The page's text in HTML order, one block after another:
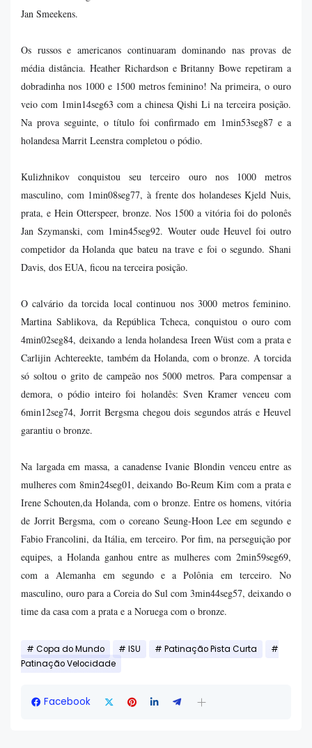
Jan Smeekens.
Os russos e americanos continuaram dominando nas provas de
média distância. Heather Richardson e Britanny Bowe repetiram a
dobradinha nos 1000 e 1500 metros feminino! Na primeira, o ouro
veio com 1min14seg63 com a chinesa Qishi Li na terceira posição.
Na prova seguinte, o título foi confirmado em 1min53seg87 e a
holandesa Marrit Leenstra completou o pódio.
Kulizhnikov conquistou seu terceiro ouro nos 1000 metros
masculino, com 1min08seg77, à frente dos holandeses Kjeld Nuis,
prata, e Hein Otterspeer, bronze. Nos 1500 a vitória foi do polonês
Jan Szymanski, com 1min45seg92. Wouter oude Heuvel foi outro
competidor da Holanda que bateu na trave e foi o segundo. Shani
Davis, dos EUA, ficou na terceira posição.
O calvário da torcida local continuou nos 3000 metros feminino.
Martina Sablikova, da República Tcheca, conquistou o ouro com
4min02seg84, deixando a lenda holandesa Ireen Wüst com a prata e
Carlijin Achtereekte, também da Holanda, com o bronze. A torcida
só soltou o grito de campeão nos 5000 metros. Para compensar a
demora, o pódio inteiro foi holandês: Sven Kramer venceu com
6min12seg74, Jorrit Bergsma chegou dois segundos atrás e Heuvel
garantiu o bronze.
Na largada em massa, a canadense Ivanie Blondin venceu entre as
mulheres com 8min24seg01, deixando Bo-Reum Kim com a prata e
Irene Schouten,da Holanda, com o bronze. Entre os homens, vitória
de Jorrit Bergsma, com o coreano Seung-Hoon Lee em segundo e
Fabio Francolini, da Itália, em terceiro. Por fim, na perseguição por
equipes, a Holanda ganhou entre as mulheres com 2min59seg69,
com a Alemanha em segundo e a Polônia em terceiro. No
masculino, ouro para a Coreia do Sul com 3min44seg57, deixando o
time da casa com a prata e a Noruega com o bronze.
Copa do Mundo ISU
Patinação Pista Curta
Patinação Velocidade
Facebook